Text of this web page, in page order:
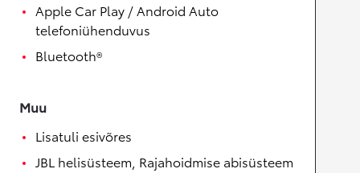
Apple Car Play / Android Auto
telefoniühenduvus
Bluetooth®
Muu
Lisatuli esivõres
JBL helisüsteem, Rajahoidmise abisüsteem